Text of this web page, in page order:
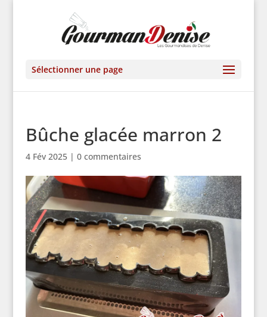
Sélectionner une page
Bûche glacée marron 2
4 Fév 2025| 0 commentaires